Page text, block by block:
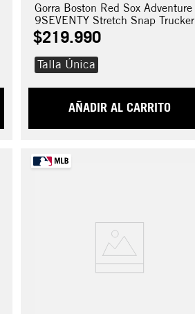
Gorra Boston Red Sox Adventure
9SEVENTY Stretch Snap Trucker
$219.990
Talla Única
AÑADIR AL CARRITO